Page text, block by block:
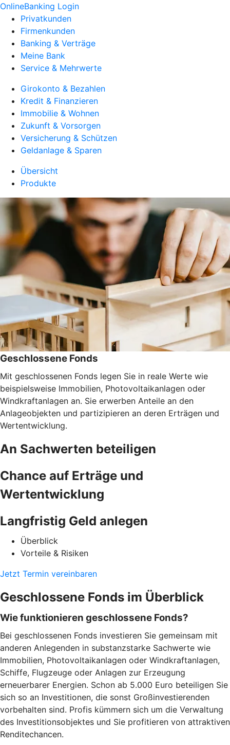
OnlineBanking Login
Privatkunden
Firmenkunden
Banking & Verträge
Meine Bank
Service & Mehrwerte
Girokonto & Bezahlen
Kredit & Finanzieren
Immobilie & Wohnen
Zukunft & Vorsorgen
Versicherung & Schützen
Geldanlage & Sparen
Übersicht
Produkte
Geschlossene Fonds
Mit geschlossenen Fonds legen Sie in reale Werte wie
beispielsweise Immobilien, Photovoltaikanlagen oder
Windkraftanlagen an. Sie erwerben Anteile an den
Anlageobjekten und partizipieren an deren Erträgen und
Wertentwicklung.
An Sachwerten beteiligen
Chance auf Erträge und
Wertentwicklung
Langfristig Geld anlegen
Überblick
Vorteile & Risiken
Jetzt Termin vereinbaren
Geschlossene Fonds im Überblick
Wie funktionieren geschlossene Fonds?
Bei geschlossenen Fonds investieren Sie gemeinsam mit
anderen Anlegenden in substanzstarke Sachwerte wie
Immobilien, Photovoltaikanlagen oder Windkraftanlagen,
Schiffe, Flugzeuge oder Anlagen zur Erzeugung
erneuerbarer Energien. Schon ab 5.000 Euro beteiligen Sie
sich so an Investitionen, die sonst Großinvestierenden
vorbehalten sind. Profis kümmern sich um die Verwaltung
des Investitionsobjektes und Sie profitieren von attraktiven
Renditechancen.